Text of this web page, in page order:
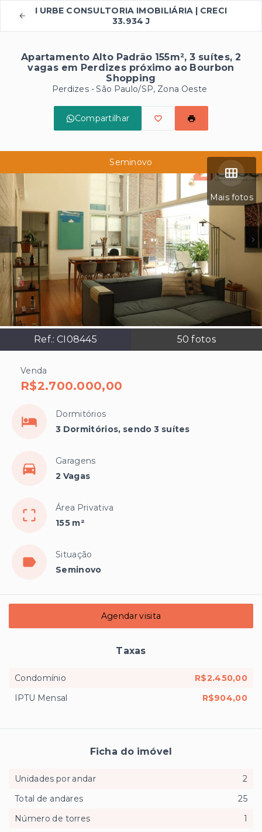
I URBE CONSULTORIA IMOBILIÁRIA | CRECI
33.934 J
Apartamento Alto Padrão 155m², 3 suítes, 2
vagas em Perdizes próximo ao Bourbon
Shopping
Perdizes - São Paulo/SP, Zona Oeste
Compartilhar
Mais fotos
Ref.: CI08445 50 fotos
Seminovo
Venda
R$2.700.000,00
Dormitórios
3 Dormitórios, sendo 3 suítes
Garagens
2 Vagas
Área Privativa
155 m²
Situação
Seminovo
Agendar visita
Taxas
Condomínio
R$2.450,00
IPTU Mensal
R$904,00
Ficha do imóvel
Unidades por andar
2
Total de andares
25
Número de torres
1